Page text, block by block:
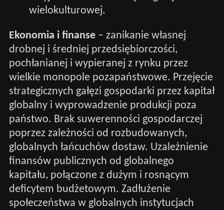
wielokulturowej.
Ekonomia i finanse– zanikanie własnej
drobnej i średniej przedsiębiorczości,
pochłanianej i wypieranej z rynku przez
wielkie monopole pozapaństwowe. Przejęcie
strategicznych gałęzi gospodarki przez kapitał
globalny i wyprowadzenie produkcji poza
państwo. Brak suwerenności gospodarczej
poprzez zależności od rozbudowanych,
globalnych łańcuchów dostaw. Uzależnienie
finansów publicznych od globalnego
kapitału, połączone z dużym i rosnącym
deficytem budżetowym. Zadłużenie
społeczeństwa w globalnych instytucjach